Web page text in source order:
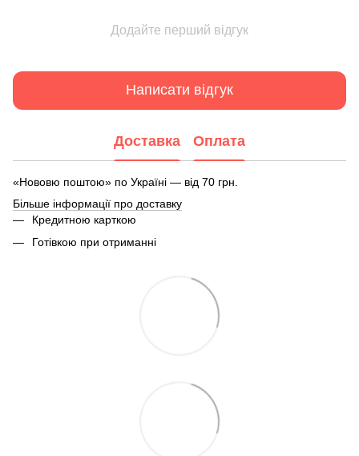
Додайте перший відгук
Написати відгук
Доставка Оплата
«Нововю поштою» по Україні — від 70 грн.
Більше інформації про доставку
Кредитною карткою
Готівкою при отриманні